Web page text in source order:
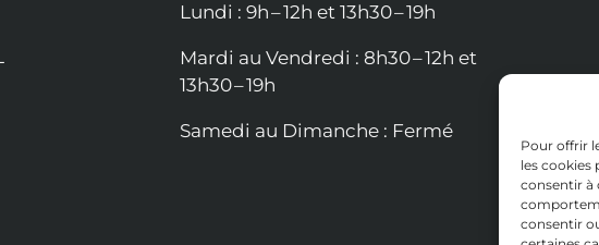
Pour offrir
les cookies
consentir à
consentir
Lundi : 9h – 12h et 13h30 – 19h
Mardi au Vendredi : 8h30 – 12h et
13h30 – 19h
Samedi au Dimanche : Fermé